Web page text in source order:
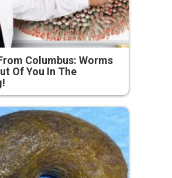
Columbus: Worms
Of You In The